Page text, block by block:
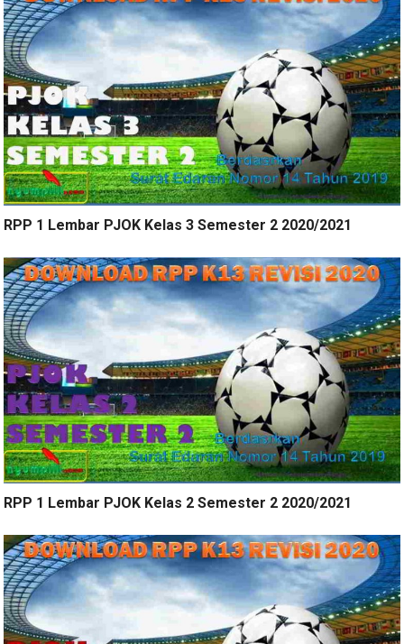
RPP 1 Lembar PJOK Kelas 3 Semester 2 2020/2021
RPP 1 Lembar PJOK Kelas 2 Semester 2 2020/2021